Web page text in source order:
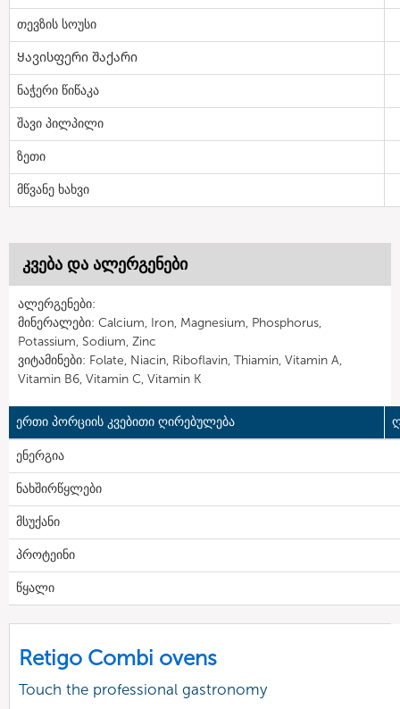
თევზის სოუსი
Ყავისფერი შაქარი
ნაჭერი წიწაკა
შავი პილპილი
ზეთი
მწვანე ხახვი
კვება და ალერგენები
ალერგენები:
მინერალები: Calcium, Iron, Magnesium, Phosphorus,
Potassium, Sodium, Zinc
ვიტამინები: Folate, Niacin, Riboflavin, Thiamin, Vitamin A,
Vitamin B6, Vitamin C, Vitamin K
ერთი პორციის კვებითი ღირებულება
ენერგია
ნახშირწყლები
მსუქანი
პროტეინი
წყალი
Retigo Combi ovens
Touch the professional gastronomy